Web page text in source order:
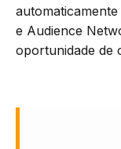
e Audience
oportunidade de